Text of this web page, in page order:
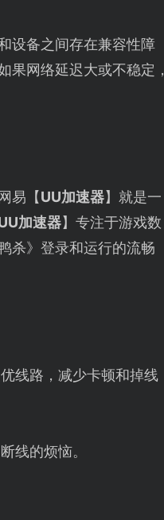
设备之间存在兼容性障
果网络延迟大或不稳定，
易【UU加速器】就是一
加速器】专注于游戏数
杀》登录和运行的流畅
线路，减少卡顿和掉线
线的烦恼。